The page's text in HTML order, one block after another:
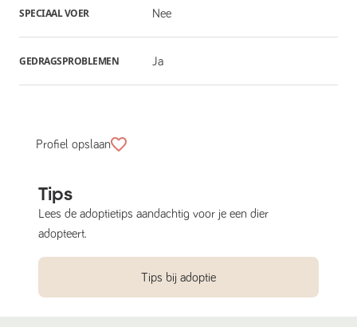
SPECIAAL VOER Nee
GEDRAGSPROBLEMEN Ja
Profiel opslaan
Tips
Lees de adoptietips aandachtig voor je een dier
adopteert.
Tips bij adoptie